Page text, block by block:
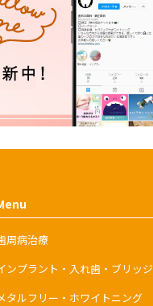
周病治療
ンプラント・入れ歯・ブリッジ
タルフリー・ホワイトニング